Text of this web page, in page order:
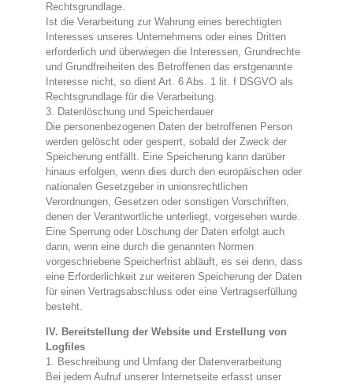
Rechtsgrundlage.
Ist die Verarbeitung zur Wahrung eines berechtigten
Interesses unseres Unternehmens oder eines Dritten
erforderlich und überwiegen die Interessen, Grundrechte
und Grundfreiheiten des Betroffenen das erstgenannte
Interesse nicht, so dient Art. 6 Abs. 1 lit. f DSGVO als
Rechtsgrundlage für die Verarbeitung.
3. Datenlöschung und Speicherdauer
Die personenbezogenen Daten der betroffenen Person
werden gelöscht oder gesperrt, sobald der Zweck der
Speicherung entfällt. Eine Speicherung kann darüber
hinaus erfolgen, wenn dies durch den europäischen oder
nationalen Gesetzgeber in unionsrechtlichen
Verordnungen, Gesetzen oder sonstigen Vorschriften,
denen der Verantwortliche unterliegt, vorgesehen wurde.
Eine Sperrung oder Löschung der Daten erfolgt auch
dann, wenn eine durch die genannten Normen
vorgeschriebene Speicherfrist abläuft, es sei denn, dass
eine Erforderlichkeit zur weiteren Speicherung der Daten
für einen Vertragsabschluss oder eine Vertragserfüllung
besteht.
IV. Bereitstellung der Website und Erstellung von
Logfiles
1. Beschreibung und Umfang der Datenverarbeitung
Bei jedem Aufruf unserer Internetseite erfasst unser